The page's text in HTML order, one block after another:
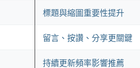
標題與縮圖重要性提升
留言、按讚、分享更關鍵
持續更新頻率影響推薦